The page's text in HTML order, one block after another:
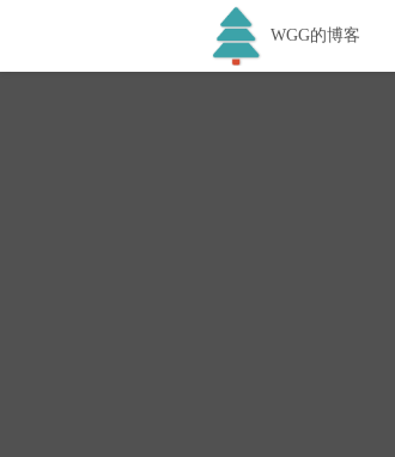
WGG的博客